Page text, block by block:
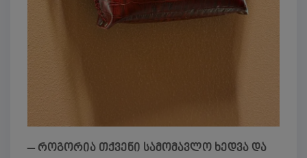
– როგორია თქვენი სამომავლო ხედვა და